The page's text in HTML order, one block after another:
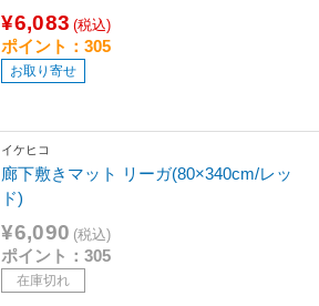
¥6,083 (税込)
ポイント：305
お取り寄せ
イケヒコ
廊下敷きマット リーガ(80×340cm/レッ
ド)
¥6,090 (税込)
ポイント：305
在庫切れ